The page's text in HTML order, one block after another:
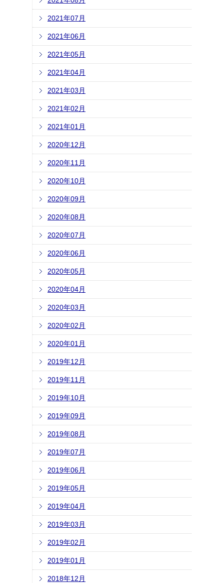
2021年07月
2021年06月
2021年05月
2021年04月
2021年03月
2021年02月
2021年01月
2020年12月
2020年11月
2020年10月
2020年09月
2020年08月
2020年07月
2020年06月
2020年05月
2020年04月
2020年03月
2020年02月
2020年01月
2019年12月
2019年11月
2019年10月
2019年09月
2019年08月
2019年07月
2019年06月
2019年05月
2019年04月
2019年03月
2019年02月
2019年01月
2018年12月